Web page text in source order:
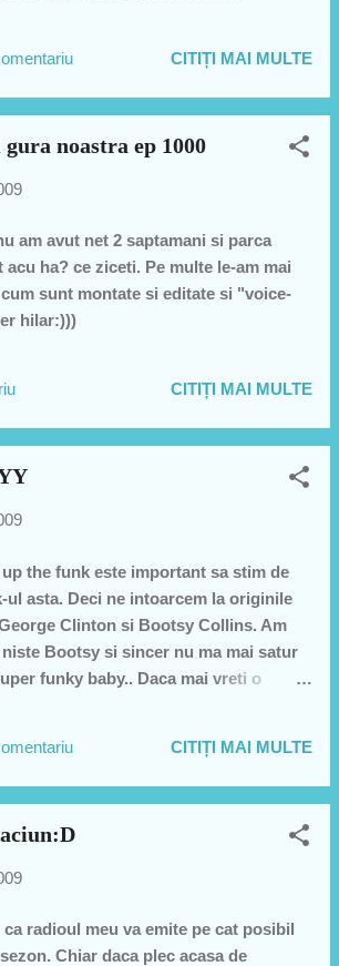
CITIȚI MAI MULTE
noastra ep 1000
am avut net 2 saptamani si parca
acu ha? ce ziceti. Pe multe le-am mai
sunt montate si editate si "voice-
hilar:)))
CITIȚI MAI MULTE
the funk este important sa stim de
ul asta. Deci ne intoarcem la originile
Clinton si Bootsy Collins. Am
Bootsy si sincer nu ma mai satur
funky baby.. Daca mai vreti o
sa va placa Atomic Funk este varianta
cu Coolio..:))) varianta originala o
watch?
de la cei mai talentati si drogati artisti
CITIȚI MAI MULTE
radioul meu va emite pe cat posibil
Chiar daca plec acasa de